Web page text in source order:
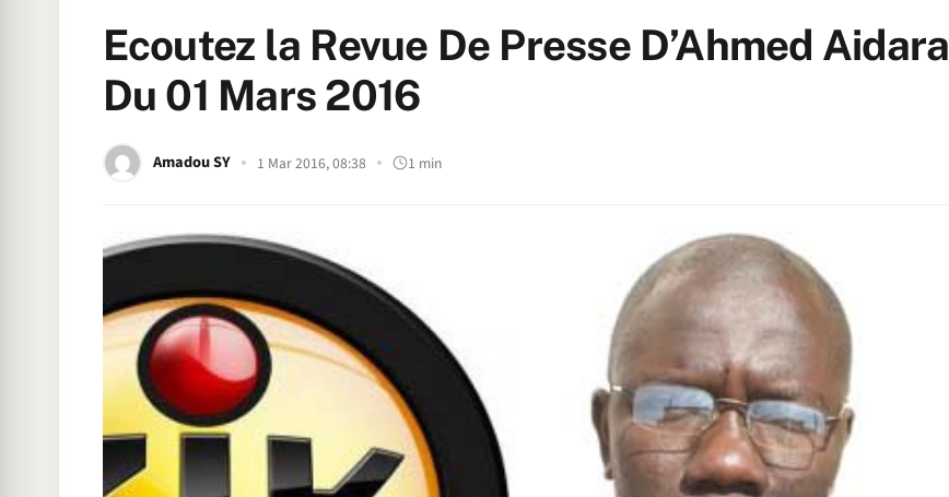
Ecoutez la Revue De Presse D’Ahmed Aidara
Du 01 Mars 2016
Amadou SY 1 Mar 2016, 08:38 1 min